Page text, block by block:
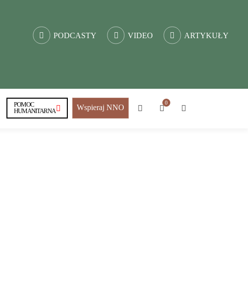
PODCASTY VIDEO ARTYKUŁY
POMOC
HUMANITARNA
Wspieraj NNO
0